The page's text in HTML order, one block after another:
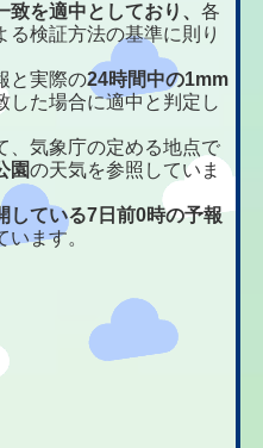
致を適中としており、各
る検証方法の基準に則り
と実際の24時間中の1mm
した場合に適中と判定し
気象庁の定める地点で
園の天気を参照していま
している7日前0時の予報
ます。